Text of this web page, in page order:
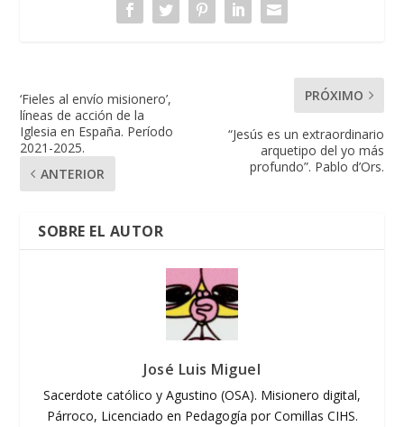
‘Fieles al envío misionero’,
líneas de acción de la
Iglesia en España. Período
2021-2025.
ANTERIOR
PRÓXIMO
“Jesús es un extraordinario
arquetipo del yo más
profundo”. Pablo d’Ors.
SOBRE EL AUTOR
José Luis Miguel
Sacerdote católico y Agustino (OSA). Misionero digital,
Párroco, Licenciado en Pedagogía por Comillas CIHS.